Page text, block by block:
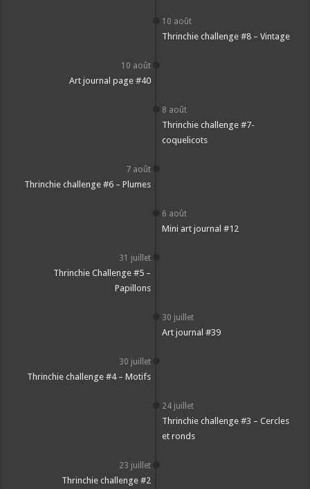
10 août
Thrinchie challenge #8 – Vintage
10 août
Art journal page #40
8 août
Thrinchie challenge #7-
coquelicots
7 août
Thrinchie challenge #6 – Plumes
6 août
Mini art journal #12
31 juillet
Thrinchie Challenge #5 –
Papillons
30 juillet
Art journal #39
30 juillet
Thrinchie challenge #4 – Motifs
24 juillet
Thrinchie challenge #3 – Cercles
et ronds
23 juillet
Thrinchie challenge #2